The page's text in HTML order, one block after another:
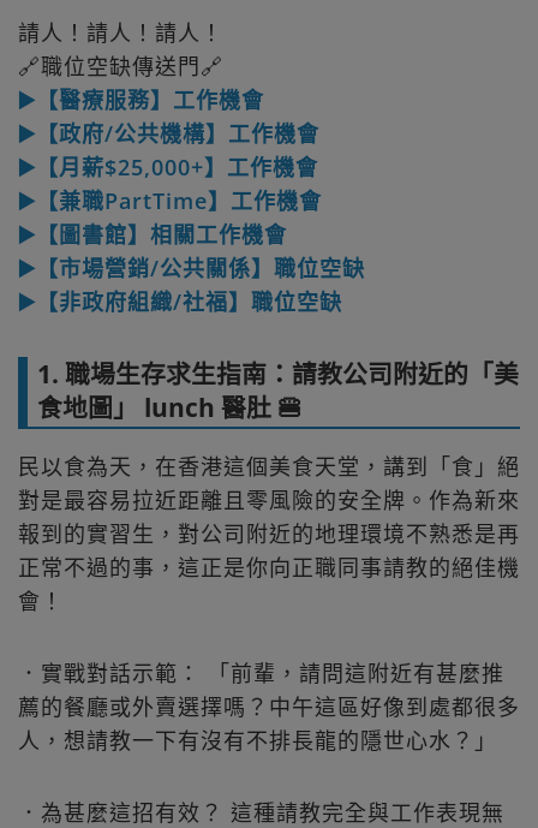
請人！請人！請人！
🔗職位空缺傳送門🔗
▶️【醫療服務】工作機會
▶️【政府/公共機構】工作機會
▶️【月薪$25,000+】工作機會
▶️【兼職PartTime】工作機會
▶️【圖書館】相關工作機會
▶️【市場營銷/公共關係】職位空缺
▶️【非政府組織/社福】職位空缺
1. 職場生存求生指南：請教公司附近的「美
食地圖」 lunch 醫肚 🍔
民以食為天，在香港這個美食天堂，講到「食」絕
對是最容易拉近距離且零風險的安全牌。作為新來
報到的實習生，對公司附近的地理環境不熟悉是再
正常不過的事，這正是你向正職同事請教的絕佳機
會！
．實戰對話示範： 「前輩，請問這附近有甚麼推
薦的餐廳或外賣選擇嗎？中午這區好像到處都很多
人，想請教一下有沒有不排長龍的隱世心水？」
．為甚麼這招有效？ 這種請教完全與工作表現無